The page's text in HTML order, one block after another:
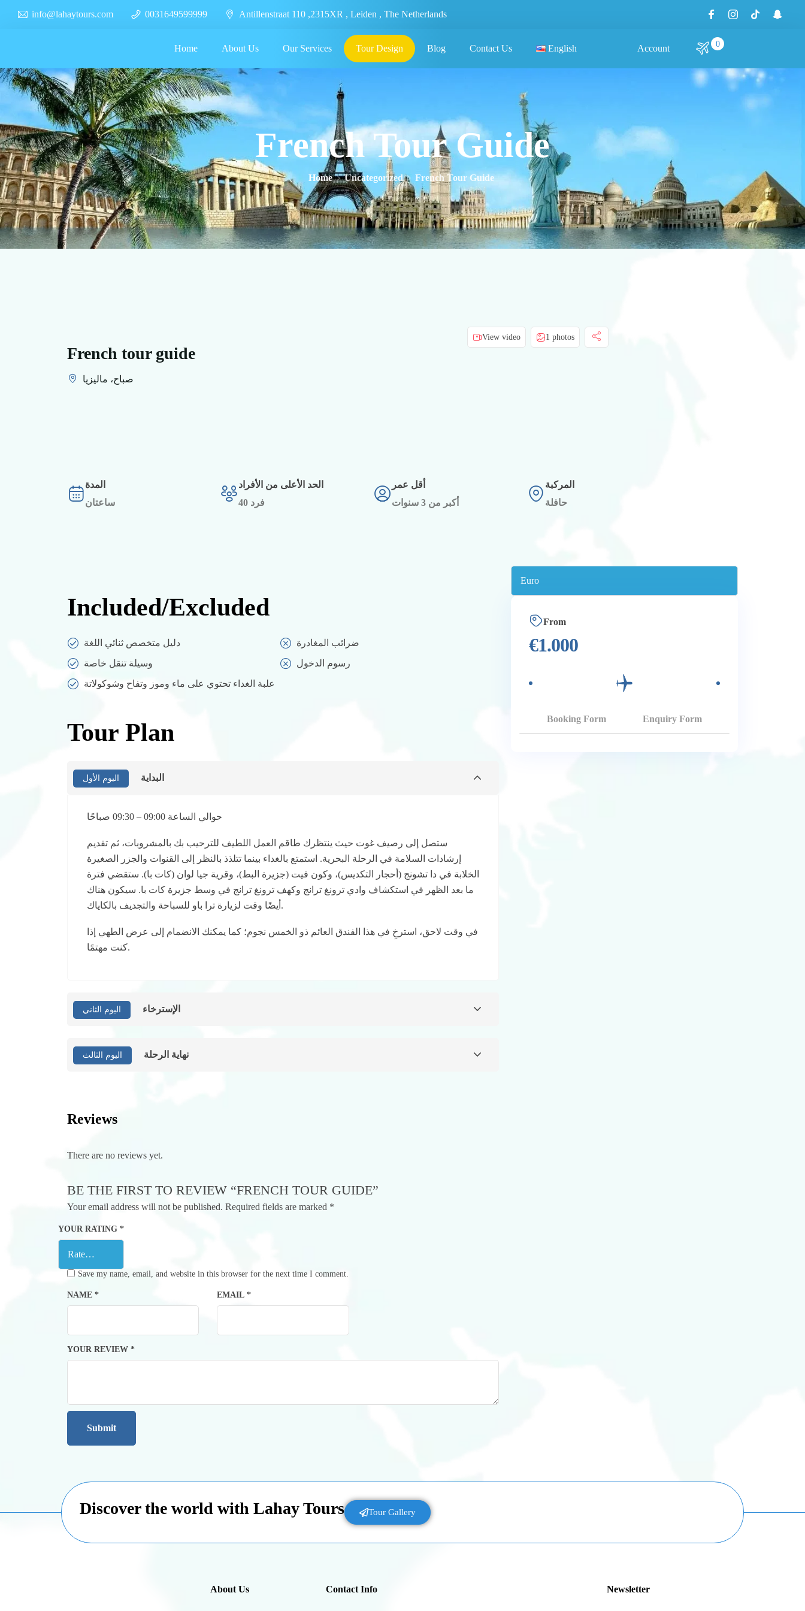
info@lahaytours.com 0031649599999 Antillenstraat 110 ,2315XR , Leiden , The Netherlands
Home About Us Our Services Tour Design Blog Contact Us English Account 0
French Tour Guide
Home Uncategorized French Tour Guide
French tour guide
صباح، ماليزيا
View video 1 photos
المدة
ساعتان
الحد الأعلى من الأفراد
40 فرد
أقل عمر
أكبر من 3 سنوات
المركبة
حافلة
Included/Excluded
دليل متخصص ثنائي اللغة
وسيلة تنقل خاصة
علبة الغداء تحتوي على ماء وموز وتفاح وشوكولاتة
ضرائب المغادرة
رسوم الدخول
Tour Plan
اليوم الأول البداية
حوالي الساعة 09:00 – 09:30 صباحًا
ستصل إلى رصيف غوت حيث ينتظرك طاقم العمل اللطيف للترحيب بك بالمشروبات، ثم تقديم
إرشادات السلامة في الرحلة البحرية. استمتع بالغداء بينما تتلذذ بالنظر إلى القنوات والجزر الصغيرة
الخلابة في دا تشونج (أحجار التكديس)، وكون فيت (جزيرة البط)، وقرية جيا لوان (كات با). ستقضي فترة
ما بعد الظهر في استكشاف وادي ترونغ ترانج وكهف ترونغ ترانج في وسط جزيرة كات با. سيكون هناك
أيضًا وقت لزيارة ترا باو للسباحة والتجديف بالكاياك.
في وقت لاحق، استرخِ في هذا الفندق العائم ذو الخمس نجوم؛ كما يمكنك الانضمام إلى عرض الطهي إذا
كنت مهتمًا.
اليوم الثاني الإسترخاء
اليوم الثالث نهاية الرحلة
Reviews
There are no reviews yet.
BE THE FIRST TO REVIEW “FRENCH TOUR GUIDE”
Your email address will not be published. Required fields are marked *
YOUR RATING *
YOUR REVIEW *
NAME * EMAIL*
Save my name, email, and website in this browser for the next time I comment.
From
€1.000
Booking Form Enquiry Form
Discover the world with Lahay Tours Tour Gallery
About Us Contact Info Newsletter